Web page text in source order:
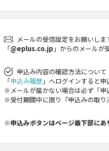
メールの受信設定をお願いしま
「@eplus.co.jp 」からのメールが
申込み内容の確認方法について
「申込み履歴 」へログインすると申
※メールが届かない場合は必ず「申
※受付期間中に限り『申込みの取り
※申込みボタンはページ最下部にあ